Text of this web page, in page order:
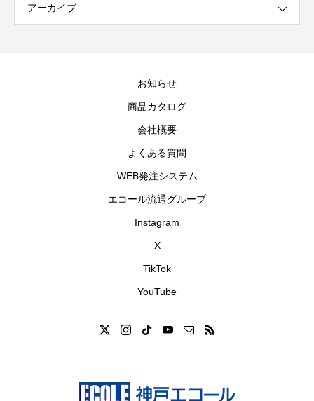
アーカイブ
お知らせ
商品カタログ
会社概要
よくある質問
WEB発注システム
エコール流通グループ
Instagram
X
TikTok
YouTube